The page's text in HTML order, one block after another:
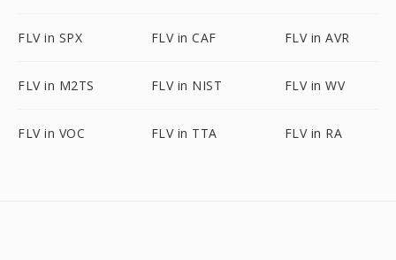
FLV in SPX FLV in CAF FLV in AVR
FLV in M2TS FLV in NIST FLV in WV
FLV in VOC FLV in TTA FLV in RA